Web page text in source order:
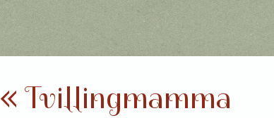
« Tvillingmamma